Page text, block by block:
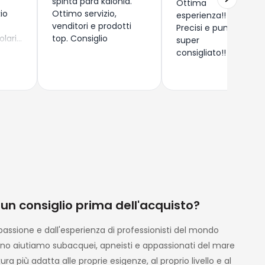
di
Ottimo servizio,
venditori e prodotti
top. Consiglio
Ottima
esperienza!!
Precisi e puntuali,
super
consigliato!!
consiglio prima dell'acquisto?
e dall'esperienza di professionisti del mondo
aiutiamo subacquei, apneisti e appassionati del mare
più adatta alle proprie esigenze, al proprio livello e al